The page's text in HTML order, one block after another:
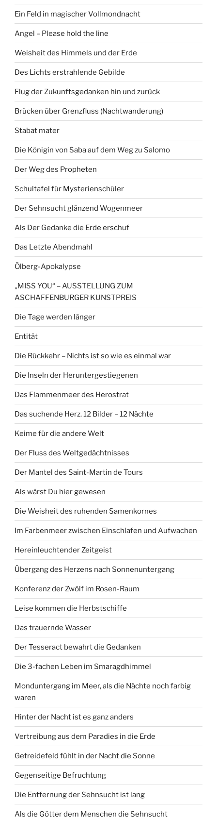
Ein Feld in magischer Vollmondnacht
Angel – Please hold the line
Weisheit des Himmels und der Erde
Des Lichts erstrahlende Gebilde
Flug der Zukunftsgedanken hin und zurück
Brücken über Grenzfluss (Nachtwanderung)
Stabat mater
Die Königin von Saba auf dem Weg zu Salomo
Der Weg des Propheten
Schultafel für Mysterienschüler
Der Sehnsucht glänzend Wogenmeer
Als Der Gedanke die Erde erschuf
Das Letzte Abendmahl
Ölberg-Apokalypse
„MISS YOU“ – AUSSTELLUNG ZUM
ASCHAFFENBURGER KUNSTPREIS
Die Tage werden länger
Entität
Die Rückkehr – Nichts ist so wie es einmal war
Die Inseln der Heruntergestiegenen
Das Flammenmeer des Herostrat
Das suchende Herz. 12 Bilder – 12 Nächte
Keime für die andere Welt
Der Fluss des Weltgedächtnisses
Der Mantel des Saint-Martin de Tours
Als wärst Du hier gewesen
Die Weisheit des ruhenden Samenkornes
Im Farbenmeer zwischen Einschlafen und Aufwachen
Hereinleuchtender Zeitgeist
Übergang des Herzens nach Sonnenuntergang
Konferenz der Zwölf im Rosen-Raum
Leise kommen die Herbstschiffe
Das trauernde Wasser
Der Tesseract bewahrt die Gedanken
Die 3-fachen Leben im Smaragdhimmel
Monduntergang im Meer, als die Nächte noch farbig
waren
Hinter der Nacht ist es ganz anders
Vertreibung aus dem Paradies in die Erde
Getreidefeld fühlt in der Nacht die Sonne
Gegenseitige Befruchtung
Die Entfernung der Sehnsucht ist lang
Als die Götter dem Menschen die Sehnsucht